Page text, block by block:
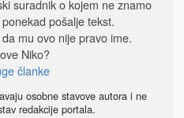
suradnik o kojem ne znamo
pošalje tekst.
mu ovo nije pravo ime.
Niko?
članke
osobne stavove autora i ne
redakcije portala.